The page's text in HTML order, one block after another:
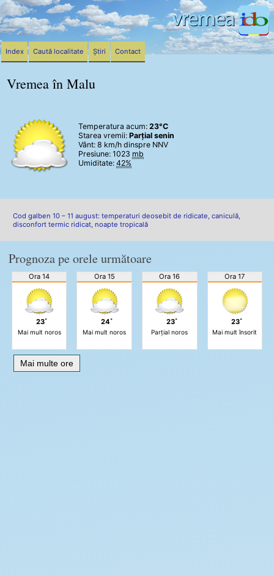
Vremea în Malu
Temperatura acum: 23°C
Starea vremii: Parțial senin
Vânt: 8 km/h dinspre NNV
Presiune: 1023 mb
Umiditate: 42%
Cod galben 10 – 11 august: temperaturi deosebit de ridicate, caniculă,
disconfort termic ridicat, noapte tropicală
Prognoza pe orele următoare
Ora 14
23˚
Mai mult noros
Ora 15
24˚
Mai mult noros
Ora 16
23˚
Parțial noros
Ora 17
23˚
Mai mult însorit
Mai multe ore
Index Caută localitate Știri Contact